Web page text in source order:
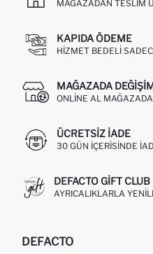
MAĞAZADAN TESLIM
KAPIDA ÖDEME
HIZMET BEDELI
MAĞAZADA
ONLINE AL
ÜCRETSIZ IADE
30 GÜN IÇERISINDE
DEFACTO GIFT CLUB
AYRICALIKLARLA
DEFACTO